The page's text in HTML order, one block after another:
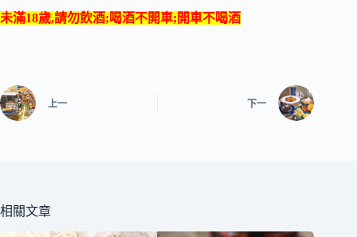
未滿18歲,請勿飲酒;喝酒不開車;開車不喝酒
上一 下一
相關文章